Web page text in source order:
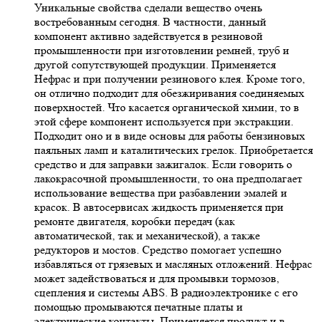
Уникальные свойства сделали вещество очень
востребованным сегодня. В частности, данный
компонент активно задействуется в резиновой
промышленности при изготовлении ремней, труб и
другой сопутствующей продукции. Применяется
Нефрас и при получении резинового клея. Кроме того,
он отлично подходит для обезжиривания соединяемых
поверхностей. Что касается органической химии, то в
этой сфере компонент используется при экстракции.
Подходит оно и в виде основы для работы бензиновых
паяльных ламп и каталитических грелок. Приобретается
средство и для заправки зажигалок. Если говорить о
лакокрасочной промышленности, то она предполагает
использование вещества при разбавлении эмалей и
красок. В автосервисах жидкость применяется при
ремонте двигателя, коробки передач (как
автоматической, так и механической), а также
редукторов и мостов. Средство помогает успешно
избавляться от грязевых и масляных отложений. Нефрас
может задействоваться и для промывки тормозов,
сцепления и системы ABS. В радиоэлектронике с его
помощью промываются печатные платы и